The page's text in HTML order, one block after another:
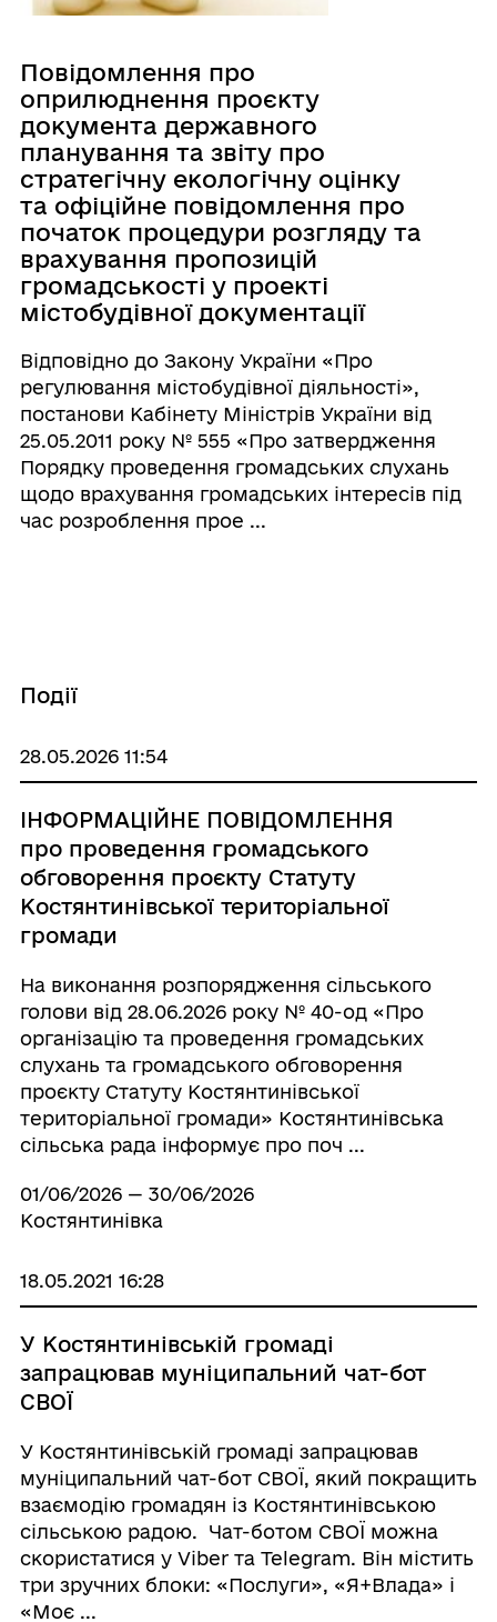
Повідомлення про
оприлюднення проєкту
документа державного
планування та звіту про
стратегічну екологічну оцінку
та офіційне повідомлення про
початок процедури розгляду та
врахування пропозицій
громадськості у проекті
містобудівної документації
Відповідно до Закону України «Про
регулювання містобудівної діяльності»,
постанови Кабінету Міністрів України від
25.05.2011 року № 555 «Про затвердження
Порядку проведення громадських слухань
щодо врахування громадських інтересів під
час розроблення прое ...
Події
28.05.2026 11:54
ІНФОРМАЦІЙНЕ ПОВІДОМЛЕННЯ
про проведення громадського
обговорення проєкту Статуту
Костянтинівської територіальної
громади
На виконання розпорядження сільського
голови від 28.06.2026 року № 40-од «Про
організацію та проведення громадських
слухань та громадського обговорення
проєкту Статуту Костянтинівської
територіальної громади» Костянтинівська
сільська рада інформує про поч ...
01/06/2026 — 30/06/2026
Костянтинівка
18.05.2021 16:28
У Костянтинівській громаді
запрацював муніципальний чат-бот
СВОЇ
У Костянтинівській громаді запрацював
муніципальний чат-бот СВОЇ, який покращить
взаємодію громадян із Костянтинівською
сільською радою. Чат-ботом СВОЇ можна
скористатися у Viber та Telegram. Він містить
три зручних блоки: «Послуги», «Я+Влада» і
«Моє ...